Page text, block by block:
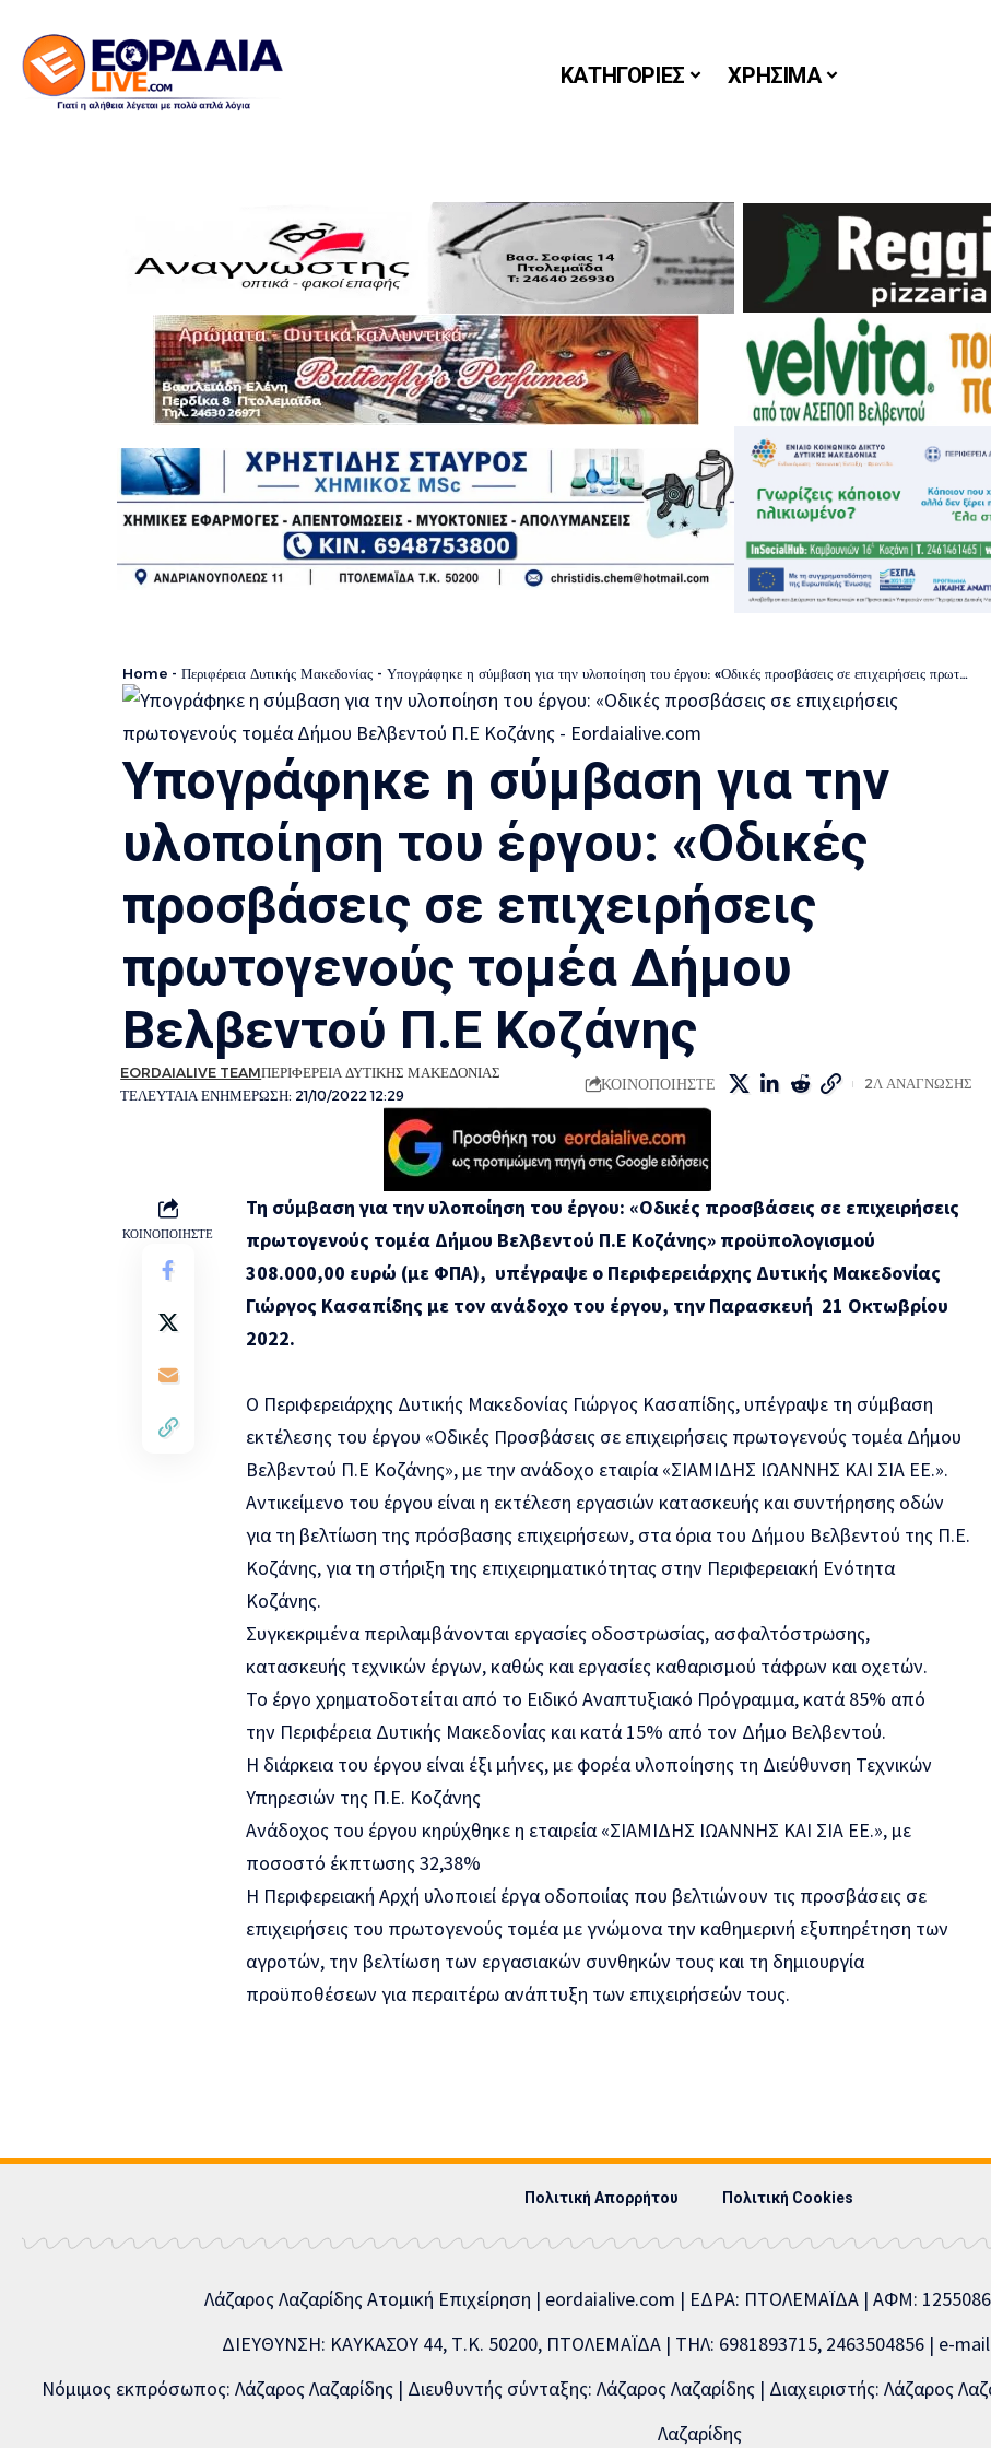
ΚΑΤΗΓΟΡΙΕΣ ΧΡΗΣΙΜΑ
Home - Περιφέρεια Δυτικής Μακεδονίας - Υπογράφηκε η σύμβαση για την υλοποίηση του έργου: «Οδικές προσβάσεις σε επιχειρήσεις πρωτογενούς τομέα Δήμου Βελβεντού Π.Ε Κοζάνης
Υπογράφηκε η σύμβαση για την
υλοποίηση του έργου: «Οδικές
προσβάσεις σε επιχειρήσεις
πρωτογενούς τομέα Δήμου
Βελβεντού Π.Ε Κοζάνης
ΤΕΛΕΥΤΑΙΑ ΕΝΗΜΕΡΩΣΗ: 21/10/2022 12:29
EORDAIALIVE TEAMΠΕΡΙΦΕΡΕΙΑ ΔΥΤΙΚΗΣ ΜΑΚΕΔΟΝΙΑΣ
ΚΟΙΝΟΠΟΙΗΣΤΕ 2Λ ΑΝΑΓΝΩΣΗΣ
ΚΟΙΝΟΠΟΙΗΣΤΕ
Τη σύμβαση για την υλοποίηση του έργου: «Οδικές προσβάσεις σε επιχειρήσεις
πρωτογενούς τομέα Δήμου Βελβεντού Π.Ε Κοζάνης» προϋπολογισμού
308.000,00 ευρώ (με ΦΠΑ), υπέγραψε ο Περιφερειάρχης Δυτικής Μακεδονίας
Γιώργος Κασαπίδης με τον ανάδοχο του έργου, την Παρασκευή 21 Οκτωβρίου
2022.
Ο Περιφερειάρχης Δυτικής Μακεδονίας Γιώργος Κασαπίδης, υπέγραψε τη σύμβαση
εκτέλεσης του έργου «Οδικές Προσβάσεις σε επιχειρήσεις πρωτογενούς τομέα Δήμου
Βελβεντού Π.Ε Κοζάνης», με την ανάδοχο εταιρία «ΣΙΑΜΙΔΗΣ ΙΩΑΝΝΗΣ ΚΑΙ ΣΙΑ ΕΕ.».
Αντικείμενο του έργου είναι η εκτέλεση εργασιών κατασκευής και συντήρησης οδών
για τη βελτίωση της πρόσβασης επιχειρήσεων, στα όρια του Δήμου Βελβεντού της Π.Ε.
Κοζάνης, για τη στήριξη της επιχειρηματικότητας στην Περιφερειακή Ενότητα
Κοζάνης.
Συγκεκριμένα περιλαμβάνονται εργασίες οδοστρωσίας, ασφαλτόστρωσης,
κατασκευής τεχνικών έργων, καθώς και εργασίες καθαρισμού τάφρων και οχετών.
Το έργο χρηματοδοτείται από το Ειδικό Αναπτυξιακό Πρόγραμμα, κατά 85% από
την Περιφέρεια Δυτικής Μακεδονίας και κατά 15% από τον Δήμο Βελβεντού.
Η διάρκεια του έργου είναι έξι μήνες, με φορέα υλοποίησης τη Διεύθυνση Τεχνικών
Υπηρεσιών της Π.Ε. Κοζάνης
Ανάδοχος του έργου κηρύχθηκε η εταιρεία «ΣΙΑΜΙΔΗΣ ΙΩΑΝΝΗΣ ΚΑΙ ΣΙΑ ΕΕ.», με
ποσοστό έκπτωσης 32,38%
Η Περιφερειακή Αρχή υλοποιεί έργα οδοποιίας που βελτιώνουν τις προσβάσεις σε
επιχειρήσεις του πρωτογενούς τομέα με γνώμονα την καθημερινή εξυπηρέτηση των
αγροτών, την βελτίωση των εργασιακών συνθηκών τους και τη δημιουργία
προϋποθέσεων για περαιτέρω ανάπτυξη των επιχειρήσεών τους.
Πολιτική Απορρήτου Πολιτική Cookies
Λάζαρος Λαζαρίδης Ατομική Επιχείρηση | eordaialive.com | ΕΔΡΑ: ΠΤΟΛΕΜΑΪΔΑ | ΑΦΜ:
ΔΙΕΥΘΥΝΣΗ: ΚΑΥΚΑΣΟΥ 44, Τ.Κ. 50200, ΠΤΟΛΕΜΑΪΔΑ | ΤΗΛ: 6981893715, 2463504856 | e-
Νόμιμος εκπρόσωπος: Λάζαρος Λαζαρίδης | Διευθυντής σύνταξης: Λάζαρος Λαζαρίδης | Διαχειριστής: Λάζαρος
Λαζαρίδης